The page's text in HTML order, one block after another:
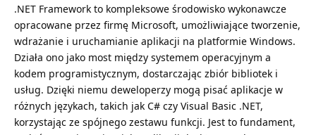
.NET Framework to kompleksowe środowisko wykonawcze
opracowane przez firmę Microsoft, umożliwiające tworzenie,
wdrażanie i uruchamianie aplikacji na platformie Windows.
Działa ono jako most między systemem operacyjnym a
kodem programistycznym, dostarczając zbiór bibliotek i
usług. Dzięki niemu deweloperzy mogą pisać aplikacje w
różnych językach, takich jak C# czy Visual Basic .NET,
korzystając ze spójnego zestawu funkcji. Jest to fundament,